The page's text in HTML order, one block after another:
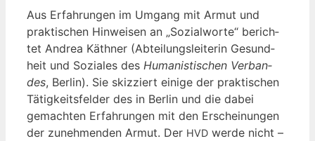
Aus Erfah­run­gen im Umgang mit Armut und
prak­ti­schen Hin­wei­sen an „Sozi­al­wor­te“ berich­
tet Andrea Käth­ner (Abtei­lungs­lei­te­rin Gesund­
heit und Sozia­les des Huma­nis­ti­schen Ver­ban­
des, Ber­lin). Sie skiz­ziert eini­ge der prak­ti­schen
Tätig­keits­fel­der des in Ber­lin und die dabei
gemach­ten Erfah­run­gen mit den Erschei­nun­gen
der zuneh­men­den Armut. Der HVD wer­de nicht –